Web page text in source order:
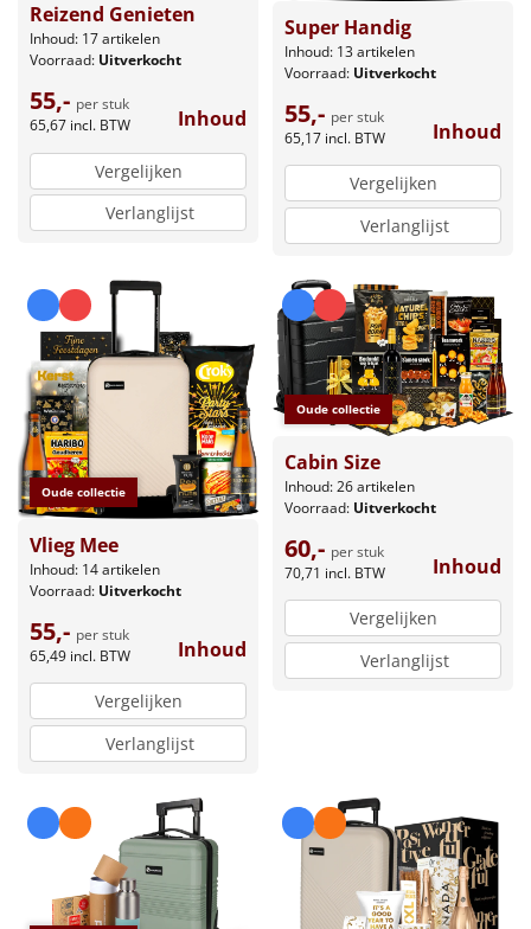
Reizend Genieten
Inhoud: 17 artikelen
Voorraad: Uitverkocht
55,- per stuk
65,67 incl. BTW Inhoud
Vergelijken
Verlanglijst
Super Handig
Inhoud: 13 artikelen
Voorraad: Uitverkocht
55,- per stuk
65,17 incl. BTW Inhoud
Vergelijken
Verlanglijst
Oude collectie
Vlieg Mee
Inhoud: 14 artikelen
Voorraad: Uitverkocht
55,- per stuk
65,49 incl. BTW Inhoud
Vergelijken
Verlanglijst
Oude collectie
Cabin Size
Inhoud: 26 artikelen
Voorraad: Uitverkocht
60,- per stuk
70,71 incl. BTW Inhoud
Vergelijken
Verlanglijst